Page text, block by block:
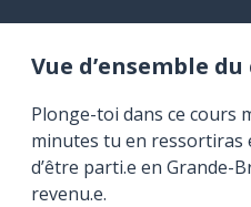
Vue d’ensemble
Plonge-toi dans ce cours
minutes tu en ressortiras
d’être parti.e en Grande-
revenu.e.